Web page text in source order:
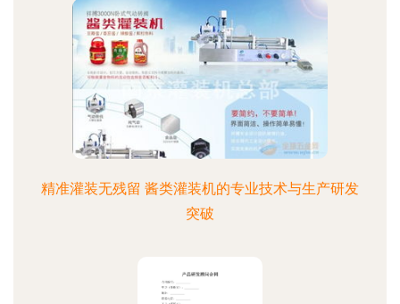
精准灌装无残留 酱类灌装机的专业技术与生产研发
突破